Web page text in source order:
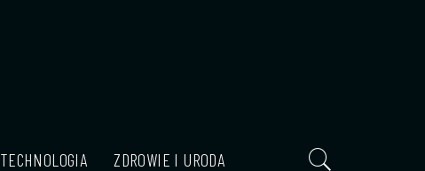
TECHNOLOGIA ZDROWIE I URODA